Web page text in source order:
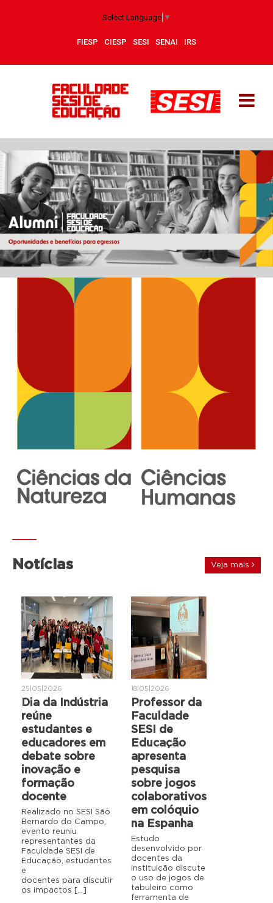
Select Language ▼
FIESP CIESP SESI SENAI IRS
Notícias Veja mais
25|05|2026
Dia da Indústria
reúne
estudantes e
educadores em
debate sobre
inovação e
formação
docente
Realizado no SESI São
Bernardo do Campo,
evento reuniu
representantes da
Faculdade SESI de
Educação, estudantes
e
docentes para discutir
os impactos […]
18|05|2026
Professor da
Faculdade
SESI de
Educação
apresenta
pesquisa
sobre jogos
colaborativos
em colóquio
na Espanha
Estudo
desenvolvido por
docentes da
instituição discute
o uso de jogos de
tabuleiro como
ferramenta de